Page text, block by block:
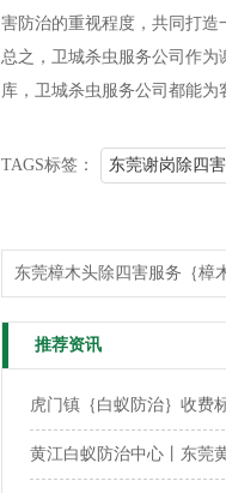
害防治的重视程度，共同打造
总之，卫城杀虫服务公司作
库，卫城杀虫服务公司都能为
TAGS标签： 东莞谢岗除四
东莞樟木头除四害服务｛樟
推荐资讯
虎门镇｛白蚁防治｝收费
黄江白蚁防治中心丨东莞